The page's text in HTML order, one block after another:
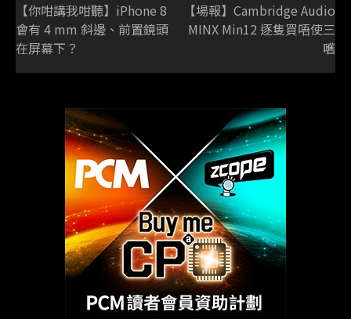
【你咁講我咁聽】iPhone 8
會有 4 mm 斜邊、前置鏡頭
在屏幕下？
【場報】Cambridge Audio
MINX Min12 逐隻買唔使三
嚿